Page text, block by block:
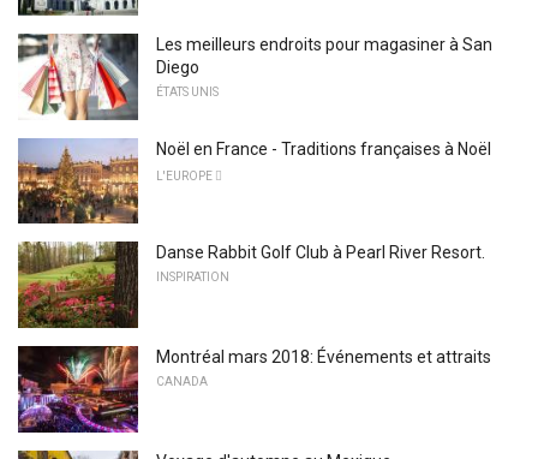
Les meilleurs endroits pour magasiner à San
Diego
ÉTATS UNIS
Noël en France - Traditions françaises à Noël
L'EUROPE 
Danse Rabbit Golf Club à Pearl River Resort.
INSPIRATION
Montréal mars 2018: Événements et attraits
CANADA